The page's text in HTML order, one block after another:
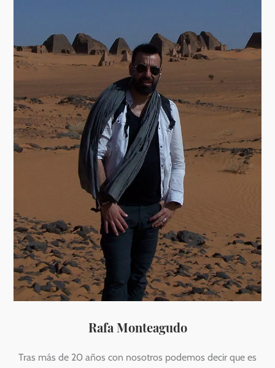
Rafa Monteagudo
Tras más de 20 años con nosotros podemos decir que es